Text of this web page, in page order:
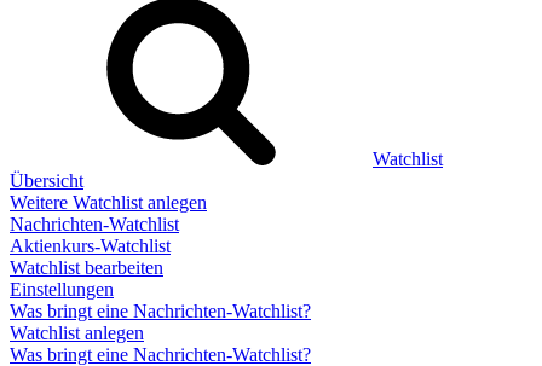
Watchlist
Übersicht
Weitere Watchlist anlegen
Nachrichten-Watchlist
Aktienkurs-Watchlist
Watchlist bearbeiten
Einstellungen
Was bringt eine Nachrichten-Watchlist?
Watchlist anlegen
Was bringt eine Nachrichten-Watchlist?